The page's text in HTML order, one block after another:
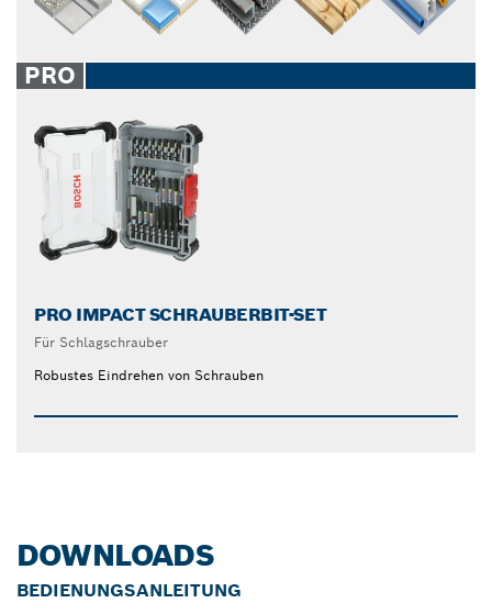
PRO
PRO IMPACT SCHRAUBERBIT-SET
Für Schlagschrauber
Robustes Eindrehen von Schrauben
DOWNLOADS
BEDIENUNGSANLEITUNG